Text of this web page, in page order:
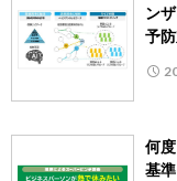
ン
予
何
基